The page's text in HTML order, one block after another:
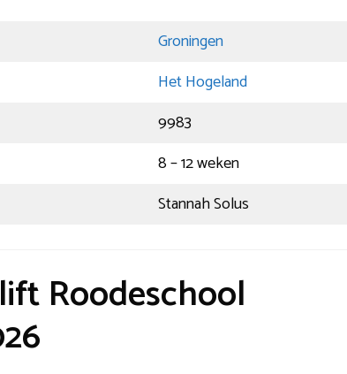
Groningen
Het Hogeland
9983
8 – 12 weken
Stannah Solus
Roodeschool